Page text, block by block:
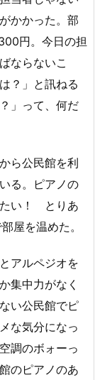
かかった。部
円。今日の担
ならないこ
？」と訊ねる
」って、何だ
ら公民館を利
る。ピアノの
たい！ とりあ
屋を温めた。
アルペジオを
集中力がなく
い公民館でピ
な気分になっ
調のボォーっ
のピアノのあ